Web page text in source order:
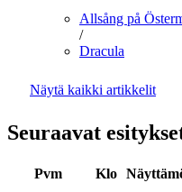
Allsång på
/
Dracula
Näytä kaikki artikkelit
Seuraavat
Pvm Klo